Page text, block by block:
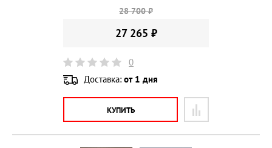
28 700 ₽
27 265 ₽
0
Доставка: от 1 дня
КУПИТЬ